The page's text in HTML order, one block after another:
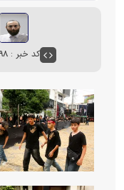
کد خبر : ۱۰۶۵۲۹۸